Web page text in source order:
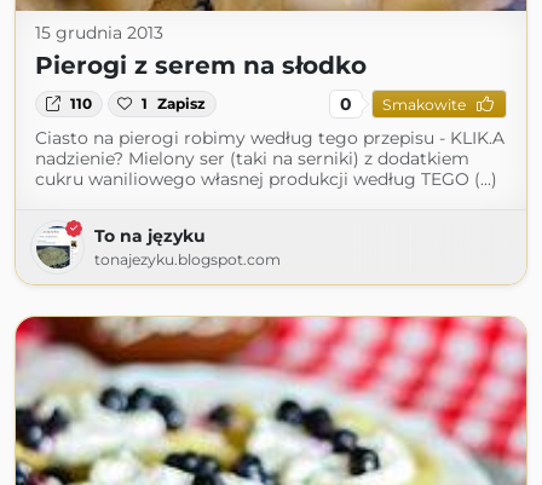
15 grudnia 2013
Pierogi z serem na słodko
110 1 Zapisz 0 Smakowite
Ciasto na pierogi robimy według tego przepisu - KLIK.A
nadzienie? Mielony ser (taki na serniki) z dodatkiem
cukru waniliowego własnej produkcji według TEGO (...)
To na języku
tonajezyku.blogspot.com